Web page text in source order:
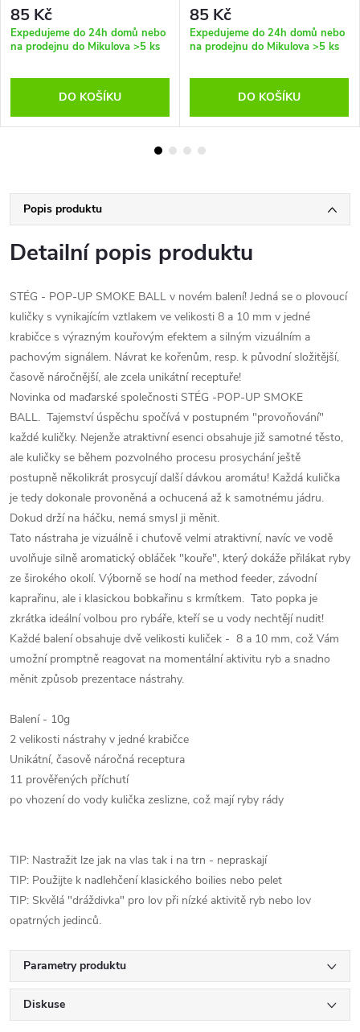
85 Kč
Expedujeme do 24h domů nebo
na prodejnu do Mikulova >5 ks
DO KOŠÍKU
85 Kč
Expedujeme do 24h domů nebo
na prodejnu do Mikulova >5 ks
DO KOŠÍKU
Popis produktu
Detailní popis produktu
STÉG - POP-UP SMOKE BALL v novém balení! Jedná se o plovoucí
kuličky s vynikajícím vztlakem ve velikosti 8 a 10 mm v jedné
krabičce s výrazným kouřovým efektem a silným vizuálním a
pachovým signálem. Návrat ke kořenům, resp. k původní složitější,
časově náročnější, ale zcela unikátní receptuře!
Novinka od maďarské společnosti STÉG -POP-UP SMOKE
BALL. Tajemství úspěchu spočívá v postupném "provoňování"
každé kuličky. Nejenže atraktivní esenci obsahuje již samotné těsto,
ale kuličky se během pozvolného procesu prosychání ještě
postupně několikrát prosycují další dávkou aromátu! Každá kulička
je tedy dokonale provoněná a ochucená až k samotnému jádru.
Dokud drží na háčku, nemá smysl ji měnit.
Tato nástraha je vizuálně i chuťově velmi atraktivní, navíc ve vodě
uvolňuje silně aromatický obláček "kouře", který dokáže přilákat ryby
ze širokého okolí. Výborně se hodí na method feeder, závodní
kaprařinu, ale i klasickou bobkařinu s krmítkem. Tato popka je
zkrátka ideální volbou pro rybáře, kteří se u vody nechtějí nudit!
Každé balení obsahuje dvě velikosti kuliček - 8 a 10 mm, což Vám
umožní promptně reagovat na momentální aktivitu ryb a snadno
měnit způsob prezentace nástrahy.
Balení - 10g
2 velikosti nástrahy v jedné krabičce
Unikátní, časově náročná receptura
11 prověřených příchutí
po vhození do vody kulička zeslizne, což mají ryby rády
TIP: Nastražit lze jak na vlas tak i na trn - nepraskají
TIP: Použijte k nadlehčení klasického boilies nebo pelet
TIP: Skvělá "dráždivka" pro lov při nízké aktivitě ryb nebo lov
opatrných jedinců.
Parametry produktu
Diskuse